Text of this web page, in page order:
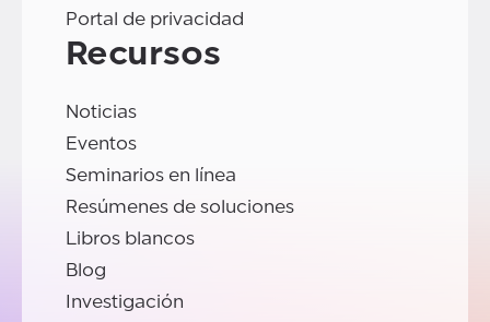
Portal de privacidad
Recursos
Noticias
Eventos
Seminarios en línea
Resúmenes de soluciones
Libros blancos
Blog
Investigación